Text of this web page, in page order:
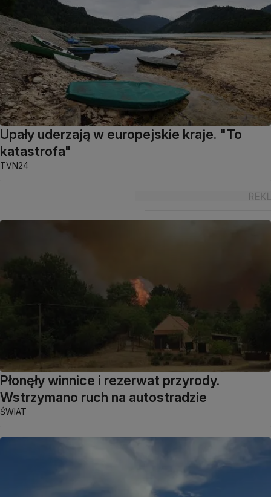
Upały uderzają w europejskie kraje. "To
katastrofa"
TVN24
Płonęły winnice i rezerwat przyrody.
Wstrzymano ruch na autostradzie
ŚWIAT